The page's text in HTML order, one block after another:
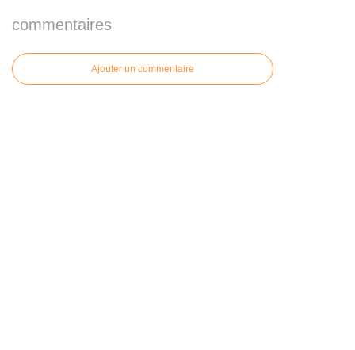
commentaires
Ajouter un commentaire